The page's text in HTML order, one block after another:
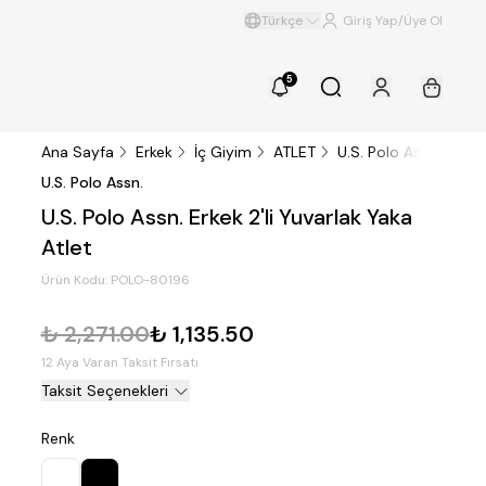
Türkçe Giriş Yap/Üye Ol
5
Ana Sayfa Erkek İç Giyim ATLET
U.S. Polo Assn.
U.S. Polo Assn.
U.S. Polo Assn. Erkek 2'li Yuvarlak Yaka
Atlet
Ürün Kodu: POLO-80196
₺ 2,271.00₺ 1,135.50
12 Aya Varan Taksit Fırsatı
Taksit Seçenekleri
Renk